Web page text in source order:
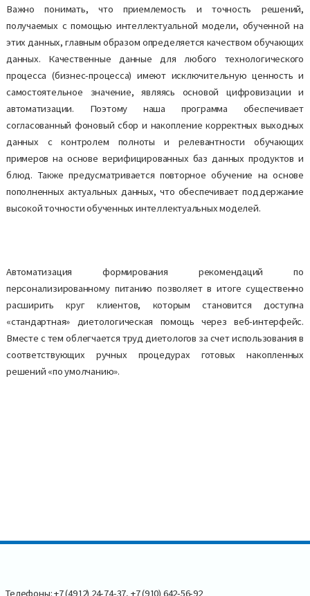
Важно понимать, что приемлемость и точность решений,
получаемых с помощью интеллектуальной модели, обученной на
этих данных, главным образом определяется качеством обучающих
данных. Качественные данные для любого технологического
процесса (бизнес-процесса) имеют исключительную ценность и
самостоятельное значение, являясь основой цифровизации и
автоматизации. Поэтому наша программа обеспечивает
согласованный фоновый сбор и накопление корректных выходных
данных с контролем полноты и релевантности обучающих
примеров на основе верифицированных баз данных продуктов и
блюд. Также предусматривается повторное обучение на основе
пополненных актуальных данных, что обеспечивает поддержание
высокой точности обученных интеллектуальных моделей.
Автоматизация формирования рекомендаций по
персонализированному питанию позволяет в итоге существенно
расширить круг клиентов, которым становится доступна
«стандартная» диетологическая помощь через веб-интерфейс.
Вместе с тем облегчается труд диетологов за счет использования в
соответствующих ручных процедурах готовых накопленных
решений «по умолчанию».
Телефоны: +7 (4912) 24-74-37, +7 (910) 642-56-92